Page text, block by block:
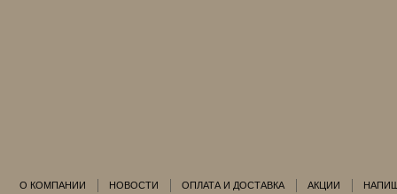
О КОМПАНИИ НОВОСТИ ОПЛАТА И ДОСТАВКА АКЦИИ